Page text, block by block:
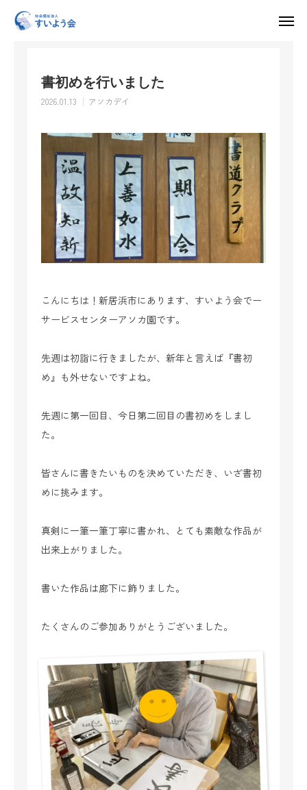
お知らせ
書初めを行いました
2026.01.13 アソカデイ
こんにちは！新居浜市にあります、すいよう会でー
サービスセンターアソカ園です。
先週は初詣に行きましたが、新年と言えば『書初
め』も外せないですよね。
先週に第一回目、今日第二回目の書初めをしまし
た。
皆さんに書きたいものを決めていただき、いざ書初
めに挑みます。
真剣に一筆一筆丁寧に書かれ、とても素敵な作品が
出来上がりました。
書いた作品は廊下に飾りました。
たくさんのご参加ありがとうございました。
求人情報
すいよう会について
お知らせ
お問い合わせ